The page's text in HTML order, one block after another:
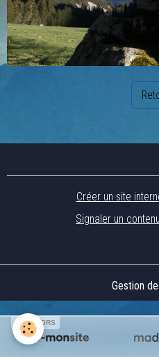
Créer un site
Signaler un
Gestion
SPONSORS